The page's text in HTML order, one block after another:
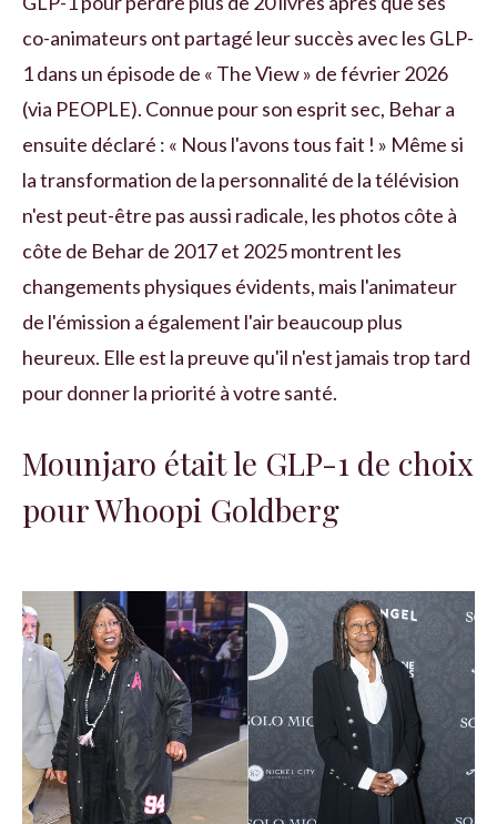
co-animateurs ont partagé leur succès avec les GLP-
1 dans un épisode de « The View » de février 2026
(via PEOPLE). Connue pour son esprit sec, Behar a
ensuite déclaré : « Nous l'avons tous fait ! » Même si
la transformation de la personnalité de la télévision
n'est peut-être pas aussi radicale, les photos côte à
côte de Behar de 2017 et 2025 montrent les
changements physiques évidents, mais l'animateur
de l'émission a également l'air beaucoup plus
heureux. Elle est la preuve qu'il n'est jamais trop tard
pour donner la priorité à votre santé.
Mounjaro était le GLP-1 de choix
pour Whoopi Goldberg